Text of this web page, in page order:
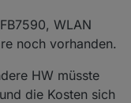
WLAN
noch vorhanden.
HW müsste
die Kosten sich